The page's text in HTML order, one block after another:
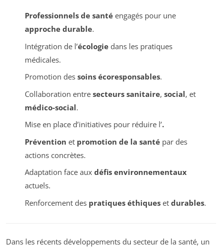
Professionnels de santéengagés pour une
approche durable.
Intégration de l’écologiedans les pratiques
médicales.
Promotion des soins écoresponsables.
Collaboration entre secteurs sanitaire, social, et
médico-social.
Mise en place d’initiatives pour réduire l’.
Prévention et promotion de la santépar des
actions concrètes.
Adaptation face aux défis environnementaux
actuels.
Renforcement des pratiques éthiqueset durables.
Dans les récents développements du secteur de la santé, un